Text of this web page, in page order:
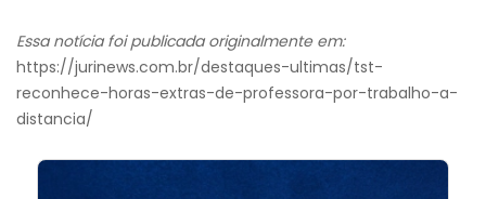
Essa notícia foi publicada originalmente em:
https://jurinews.com.br/destaques-ultimas/tst-
reconhece-horas-extras-de-professora-por-trabalho-a-
distancia/